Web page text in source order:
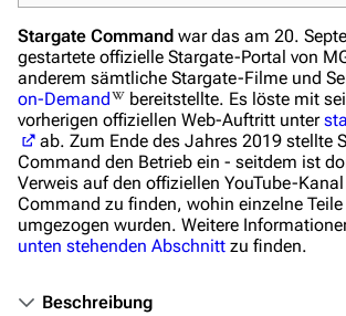
Themenportal
Personen
Völker
Orte
Objekte
Zeitleiste
Fanprojekte
Kommerzielles
Stargate Command war das am 20.
gestartete offizielle Stargate-Portal von
anderem sämtliche Stargate-Filme und
on-Demand
bereitstellte. Es löste mit
vorherigen offiziellen Web-Auftritt unter
ab. Zum Ende des Jahres 2019 stellte
Command den Betrieb ein - seitdem ist
Verweis auf den offiziellen YouTube-
Command zu finden, wohin einzelne
umgezogen wurden. Weitere
unten stehenden Abschnitt zu finden.
Beschreibung